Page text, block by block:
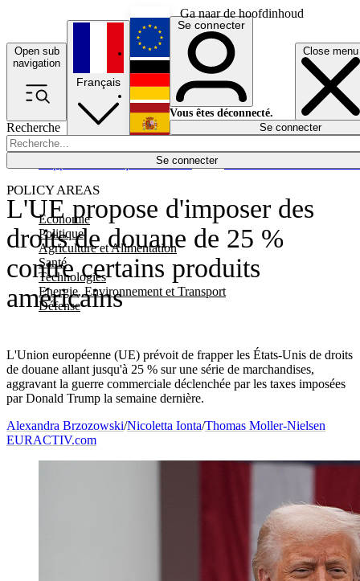
Ga naar de hoofdinhoud
Open sub
navigation
Close menu
Recherche
Se connecter
POLICY AREAS
Economie
Politique
Agriculture et Alimentation
Santé
Technologies
Energie, Environnement et Transport
Défense
Économie
Français
English
Deutsch
Español
Se connecter
Vous êtes déconnecté.
Se connecter
L'UE propose d'imposer des
droits de douane de 25 %
contre certains produits
américains
L'Union européenne (UE) prévoit de frapper les États-Unis de droits
de douane allant jusqu'à 25 % sur une série de marchandises,
aggravant la guerre commerciale déclenchée par les taxes imposées
par Donald Trump la semaine dernière.
Alexandra Brzozowski/Nicoletta Ionta/Thomas Moller-Nielsen
EURACTIV.com